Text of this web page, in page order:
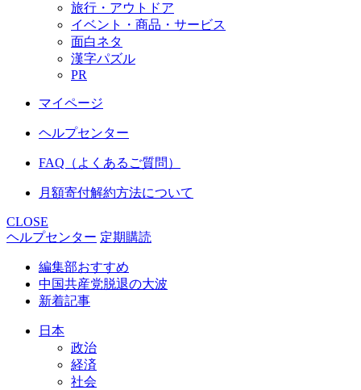
旅行・アウトドア
イベント・商品・サービス
面白ネタ
漢字パズル
PR
マイページ
ヘルプセンター
FAQ（よくあるご質問）
月額寄付解約方法について
CLOSE
ヘルプセンター 定期購読
編集部おすすめ
中国共産党脱退の大波
新着記事
日本
政治
経済
社会